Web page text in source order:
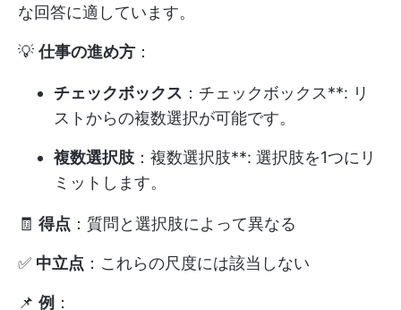
な回答に適しています。
💡仕事の進め方 ：
チェックボックス ：チェックボックス**: リ
ストからの複数選択が可能です。
複数選択肢 ：複数選択肢**: 選択肢を1つにリ
ミットします。
🧾 得点 ：質問と選択肢によって異なる
✅ 中立点 ：これらの尺度には該当しない
📌 例 ：